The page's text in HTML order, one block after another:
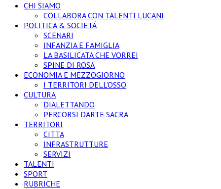
CHI SIAMO
COLLABORA CON TALENTI LUCANI
POLITICA & SOCIETÁ
SCENARI
INFANZIA E FAMIGLIA
LA BASILICATA CHE VORREI
SPINE DI ROSA
ECONOMIA E MEZZOGIORNO
I TERRITORI DELL’OSSO
CULTURA
DIALETTANDO
PERCORSI D’ARTE SACRA
TERRITORI
CITTA
INFRASTRUTTURE
SERVIZI
TALENTI
SPORT
RUBRICHE